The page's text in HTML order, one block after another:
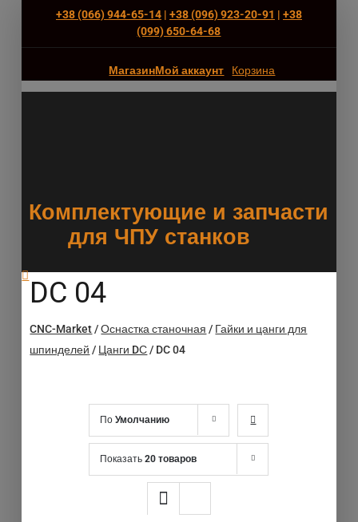
+38 (066) 944-65-14| +38 (096) 923-20-91 | +38
(‎099) 650-64-68
МагазинМой аккаунт Корзина
Комплектующие и запчасти
для ЧПУ станков
DC 04
CNC-Market/Оснастка станочная / Гайки и цанги для
шпинделей / Цанги DС/ DC 04
ПоУмолчанию
Показать20 товаров